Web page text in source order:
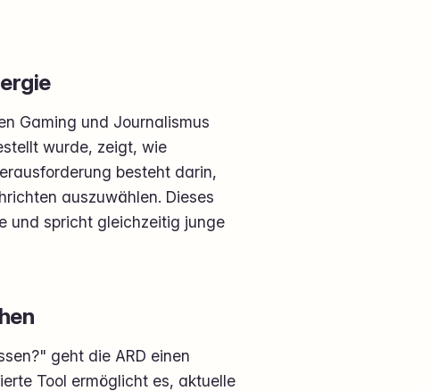
Gaming und Journalismus
wurde, zeigt, wie
besteht darin,
auszuwählen. Dieses
und spricht gleichzeitig junge
geht die ARD einen
Tool ermöglicht es, aktuelle